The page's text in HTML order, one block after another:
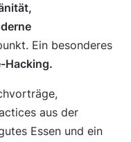
Ein besonderes
Hacking.
aus der
Essen und ein